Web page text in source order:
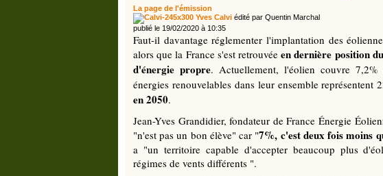
La page de l'émission
Yves Calvi édité par Quentin Marchal
publié le 19/02/2020 à 10:35
Faut-il davantage réglementer l'implantation des
alors que la France s'est retrouvéeen dernière position
d'énergie propre. Actuellement, l'éolien couvre
énergies renouvelables dans leur ensemble représentent
en 2050.
Jean-Yves Grandidier, fondateur de France Énergie
"n'est pas un bon élève" car "7%, c'est deux fois moins
a "un territoire capable d'accepter beaucoup plus
régimes de vents différents ".